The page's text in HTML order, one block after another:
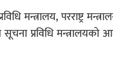
मन्त्रालय, परराष्ट्र
सूचना प्रविधि